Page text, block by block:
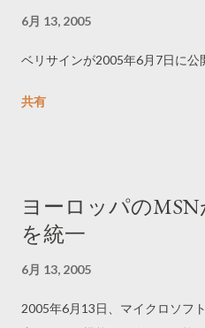
6月 13, 2005
ベリサインが2005年6月7日に公
共有
ヨーロッパの
を統一
6月 13, 2005
2005年6月13日、マイクロソフ